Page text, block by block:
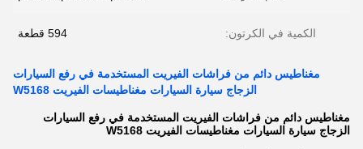
الكمية في الكرتون: 594 قطعة
مغناطيس دائم من فراشات الفيريت المستخدمة في رفع السيارات
الزجاج سيارة السيارات مغناطيسات الفيريت W5168
مغناطيس دائم من فراشات الفيريت المستخدمة في رفع السيارات
الزجاج سيارة السيارات مغناطيسات الفيريت W5168